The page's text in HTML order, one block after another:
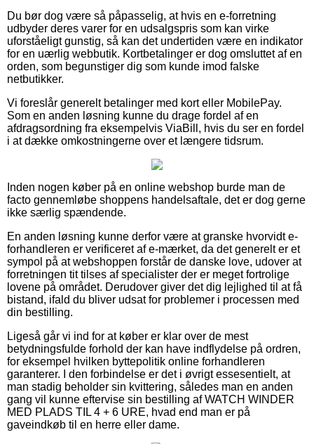
Du bør dog være så påpasselig, at hvis en e-forretning
udbyder deres varer for en udsalgspris som kan virke
uforståeligt gunstig, så kan det undertiden være en indikator
for en uærlig webbutik. Kortbetalinger er dog omsluttet af en
orden, som begunstiger dig som kunde imod falske
netbutikker.
Vi foreslår generelt betalinger med kort eller MobilePay.
Som en anden løsning kunne du drage fordel af en
afdragsordning fra eksempelvis ViaBill, hvis du ser en fordel
i at dække omkostningerne over et længere tidsrum.
Inden nogen køber på en online webshop burde man de
facto gennemløbe shoppens handelsaftale, det er dog gerne
ikke særlig spændende.
En anden løsning kunne derfor være at granske hvorvidt e-
forhandleren er verificeret af e-mærket, da det generelt er et
sympol på at webshoppen forstår de danske love, udover at
forretningen tit tilses af specialister der er meget fortrolige
lovene på området. Derudover giver det dig lejlighed til at få
bistand, ifald du bliver udsat for problemer i processen med
din bestilling.
Ligeså går vi ind for at køber er klar over de mest
betydningsfulde forhold der kan have indflydelse på ordren,
for eksempel hvilken byttepolitik online forhandleren
garanterer. I den forbindelse er det i øvrigt essesentielt, at
man stadig beholder sin kvittering, således man en anden
gang vil kunne eftervise sin bestilling af WATCH WINDER
MED PLADS TIL 4 + 6 URE, hvad end man er på
gaveindkøb til en herre eller dame.